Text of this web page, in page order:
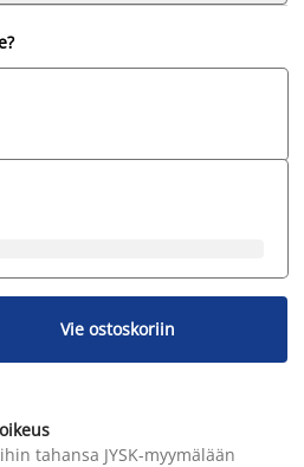
Vie ostoskoriin
tahansa JYSK-myymälään